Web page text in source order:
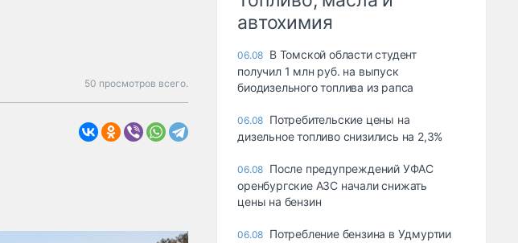
50 просмотров всего.
автохимия
06.08 В Томской области студент
получил 1 млн руб. на выпуск
биодизельного топлива из рапса
06.08 Потребительские цены на
дизельное топливо снизились на 2,3%
06.08 После предупреждений УФАС
оренбургские АЗС начали снижать
цены на бензин
06.08 Потребление бензина в Удмуртии